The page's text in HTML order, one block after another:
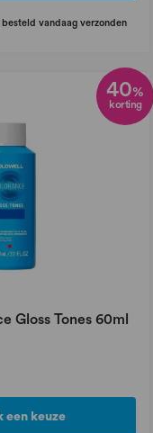
besteld vandaag verzonden
40%
korting
Gloss Tones 60ml
een keuze